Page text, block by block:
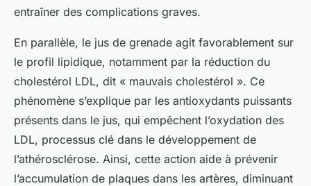
entraîner des complications graves.
En parallèle, le jus de grenade agit favorablement sur
le profil lipidique, notamment par la réduction du
cholestérol LDL, dit « mauvais cholestérol ». Ce
phénomène s’explique par les antioxydants puissants
présents dans le jus, qui empêchent l’oxydation des
LDL, processus clé dans le développement de
l’athérosclérose. Ainsi, cette action aide à prévenir
l’accumulation de plaques dans les artères, diminuant